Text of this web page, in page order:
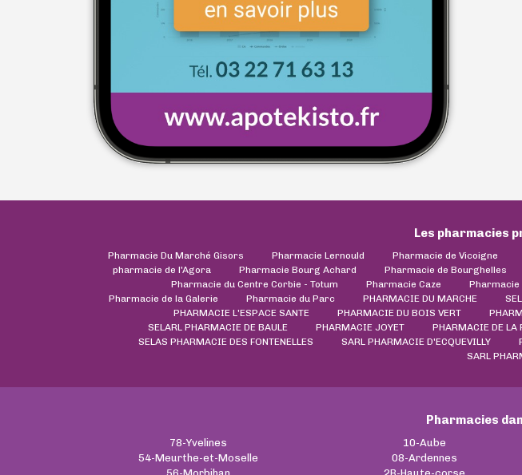
Les pharmacies
Pharmacie Du Marché Gisors Pharmacie Lernould Pharmacie de Vicoigne
pharmacie de l'Agora
Pharmacie Bourg Achard Pharmacie de Bourghelles
Pharmacie du Centre Corbie - Totum
Pharmacie Caze Pharmacie
Pharmacie de la Galerie
Pharmacie du Parc PHARMACIE DU MARCHE
PHARMACIE L'ESPACE SANTE
PHARMACIE DU BOIS VERT
SELARL PHARMACIE DE BAULE
PHARMACIE JOYET PHARMACIE DE LA
SELAS PHARMACIE DES FONTENELLES
SARL PHARMACIE D'ECQUEVILLY
SARL
Pharmacies
78-Yvelines
54-Meurthe-et-Moselle
10-Aube
08-Ardennes